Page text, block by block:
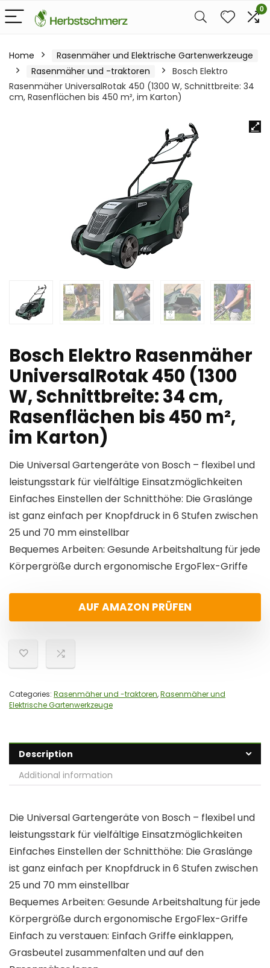
0
Home
Rasenmäher und Elektrische Gartenwerkzeuge
Rasenmäher und -traktoren
Bosch Elektro
Rasenmäher UniversalRotak 450 (1300 W, Schnittbreite: 34
cm, Rasenflächen bis 450 m², im Karton)
Bosch Elektro Rasenmäher
UniversalRotak 450 (1300
W, Schnittbreite: 34 cm,
Rasenflächen bis 450 m²,
im Karton)
Die Universal Gartengeräte von Bosch – flexibel und
leistungsstark für vielfältige Einsatzmöglichkeiten
Einfaches Einstellen der Schnitthöhe: Die Graslänge
ist ganz einfach per Knopfdruck in 6 Stufen zwischen
25 und 70 mm einstellbar
Bequemes Arbeiten: Gesunde Arbeitshaltung für jede
Körpergröße durch ergonomische ErgoFlex-Griffe
AUF AMAZON PRÜFEN
Categories: Rasenmäher und -traktoren,Rasenmäher und
Elektrische Gartenwerkzeuge
Description
Additional information
Die Universal Gartengeräte von Bosch – flexibel und
leistungsstark für vielfältige Einsatzmöglichkeiten
Einfaches Einstellen der Schnitthöhe: Die Graslänge
ist ganz einfach per Knopfdruck in 6 Stufen zwischen
25 und 70 mm einstellbar
Bequemes Arbeiten: Gesunde Arbeitshaltung für jede
Körpergröße durch ergonomische ErgoFlex-Griffe
Einfach zu verstauen: Einfach Griffe einklappen,
Grasbeutel zusammenfalten und auf den